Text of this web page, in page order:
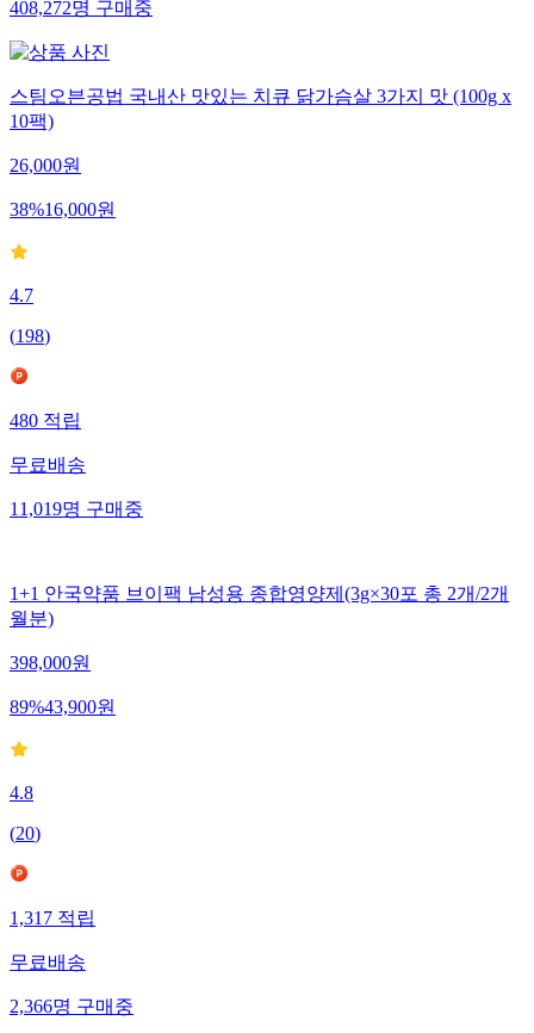
408,272명구매중
스팀오븐공법 국내산 맛있는 치큐 닭가슴살 3가지 맛 (100g x
10팩)
26,000원
38%16,000원
4.7
(198)
480적립
무료배송
11,019명구매중
1+1 안국약품 브이팩 남성용 종합영양제(3g×30포 총 2개/2개
월분)
398,000원
89%43,900원
4.8
(20)
1,317적립
무료배송
2,366명구매중